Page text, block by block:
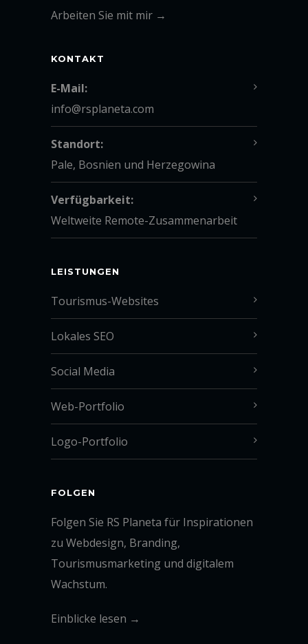
Arbeiten Sie mit mir →
KONTAKT
E-Mail:
info@rsplaneta.com
Standort:
Pale, Bosnien und Herzegowina
Verfügbarkeit:
Weltweite Remote-Zusammenarbeit
LEISTUNGEN
Tourismus-Websites
Lokales SEO
Social Media
Web-Portfolio
Logo-Portfolio
FOLGEN
Folgen Sie RS Planeta für Inspirationen
zu Webdesign, Branding,
Tourismusmarketing und digitalem
Wachstum.
Einblicke lesen →